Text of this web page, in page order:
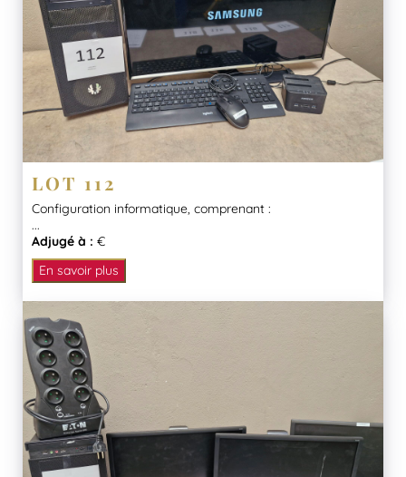
LOT 112
Configuration informatique, comprenant :
...
Adjugé à : €
En savoir plus